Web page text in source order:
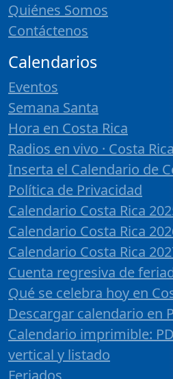
Quiénes Somos
Contáctenos
Calendarios
Eventos
Semana Santa
Hora en Costa Rica
Radios en vivo · Costa Rica
Inserta el Calendario de
Política de Privacidad
Calendario Costa Rica
Calendario Costa Rica
Calendario Costa Rica
Cuenta regresiva de
Qué se celebra hoy en
Descargar calendario en
Calendario imprimible:
vertical y listado